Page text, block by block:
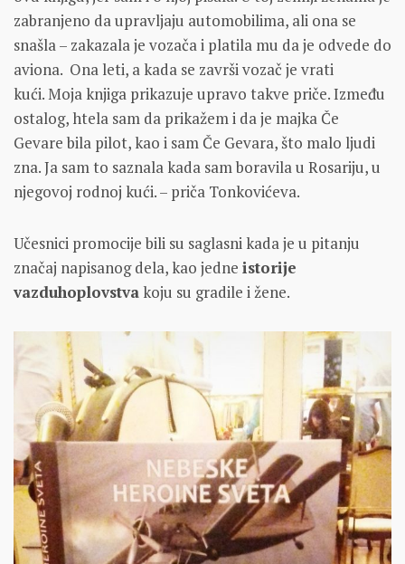
zabranjeno da upravljaju automobilima, ali ona se
snašla – zakazala je vozača i platila mu da je odvede do
aviona. Ona leti, a kada se završi vozač je vrati
kući. Moja knjiga prikazuje upravo takve priče. Između
ostalog, htela sam da prikažem i da je majka Če
Gevare bila pilot, kao i sam Če Gevara, što malo ljudi
zna. Ja sam to saznala kada sam boravila u Rosariju, u
njegovoj rodnoj kući. – priča Tonkovićeva.
Učesnici promocije bili su saglasni kada je u pitanju
značaj napisanog dela, kao jedne istorije
vazduhoplovstvakoju su gradile i žene.